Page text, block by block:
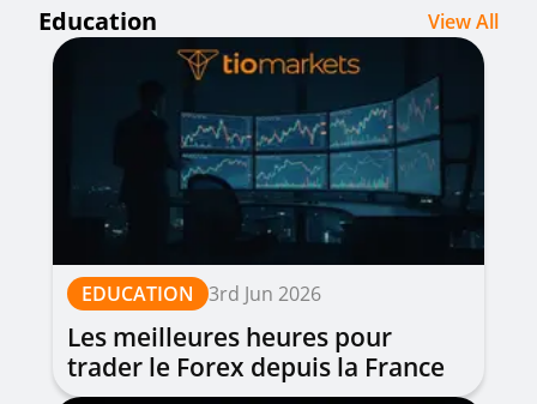
Education View All
EDUCATION 3rd Jun 2026
Les meilleures heures pour
trader le Forex depuis la France
| Guide complet